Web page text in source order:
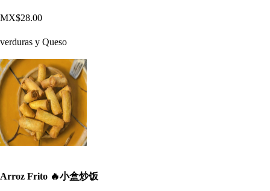
MX$28.00
verduras y Queso
Arroz Frito 🔥小盒炒饭